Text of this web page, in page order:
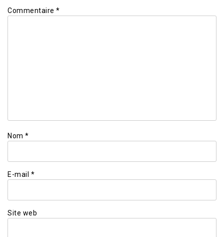
Commentaire *
Nom *
E-mail *
Site web